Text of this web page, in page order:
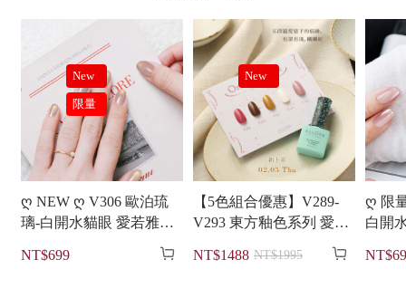
New
限量
ღ NEW ღ V306 歐泊琉
璃-白開水貓眼 愛若雅光
NT$699 
New
【5色組合優惠】V289-
V293 東方釉色系列 愛若
NT$1488 NT$1995 
ღ 限量 ღ
白開水貓眼